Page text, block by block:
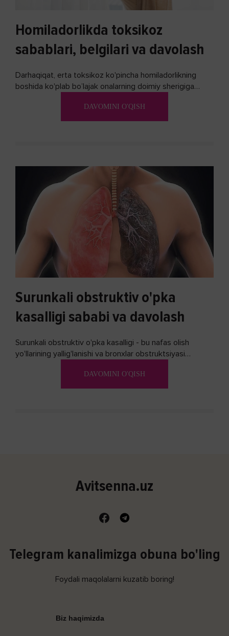
Homiladorlikda toksikoz
sabablari, belgilari va davolash
Darhaqiqat, erta toksikoz ko'pincha homiladorlikning
boshida ko'plab bo’lajak onalarning doimiy sherigiga
biron bir usuli bormi?DAVOMINI O'QISH
Surunkali obstruktiv o'pka
kasalligi sababi va davolash
Surunkali obstruktiv o'pka kasalligi - bu nafas olish
yo'llarining yallig'lanishi va bronxlar obstruktsiyasi
DAVOMINI O'QISH
Avitsenna.uz
Telegram kanalimizga obuna bo'ling
Foydali maqolalarni kuzatib boring!
Biz haqimizda